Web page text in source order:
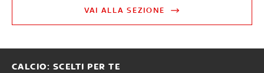
VAI ALLA SEZIONE
CALCIO: SCELTI PER TE